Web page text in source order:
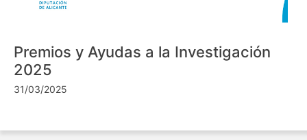
Premios y Ayudas a la Investigación
2025
31/03/2025